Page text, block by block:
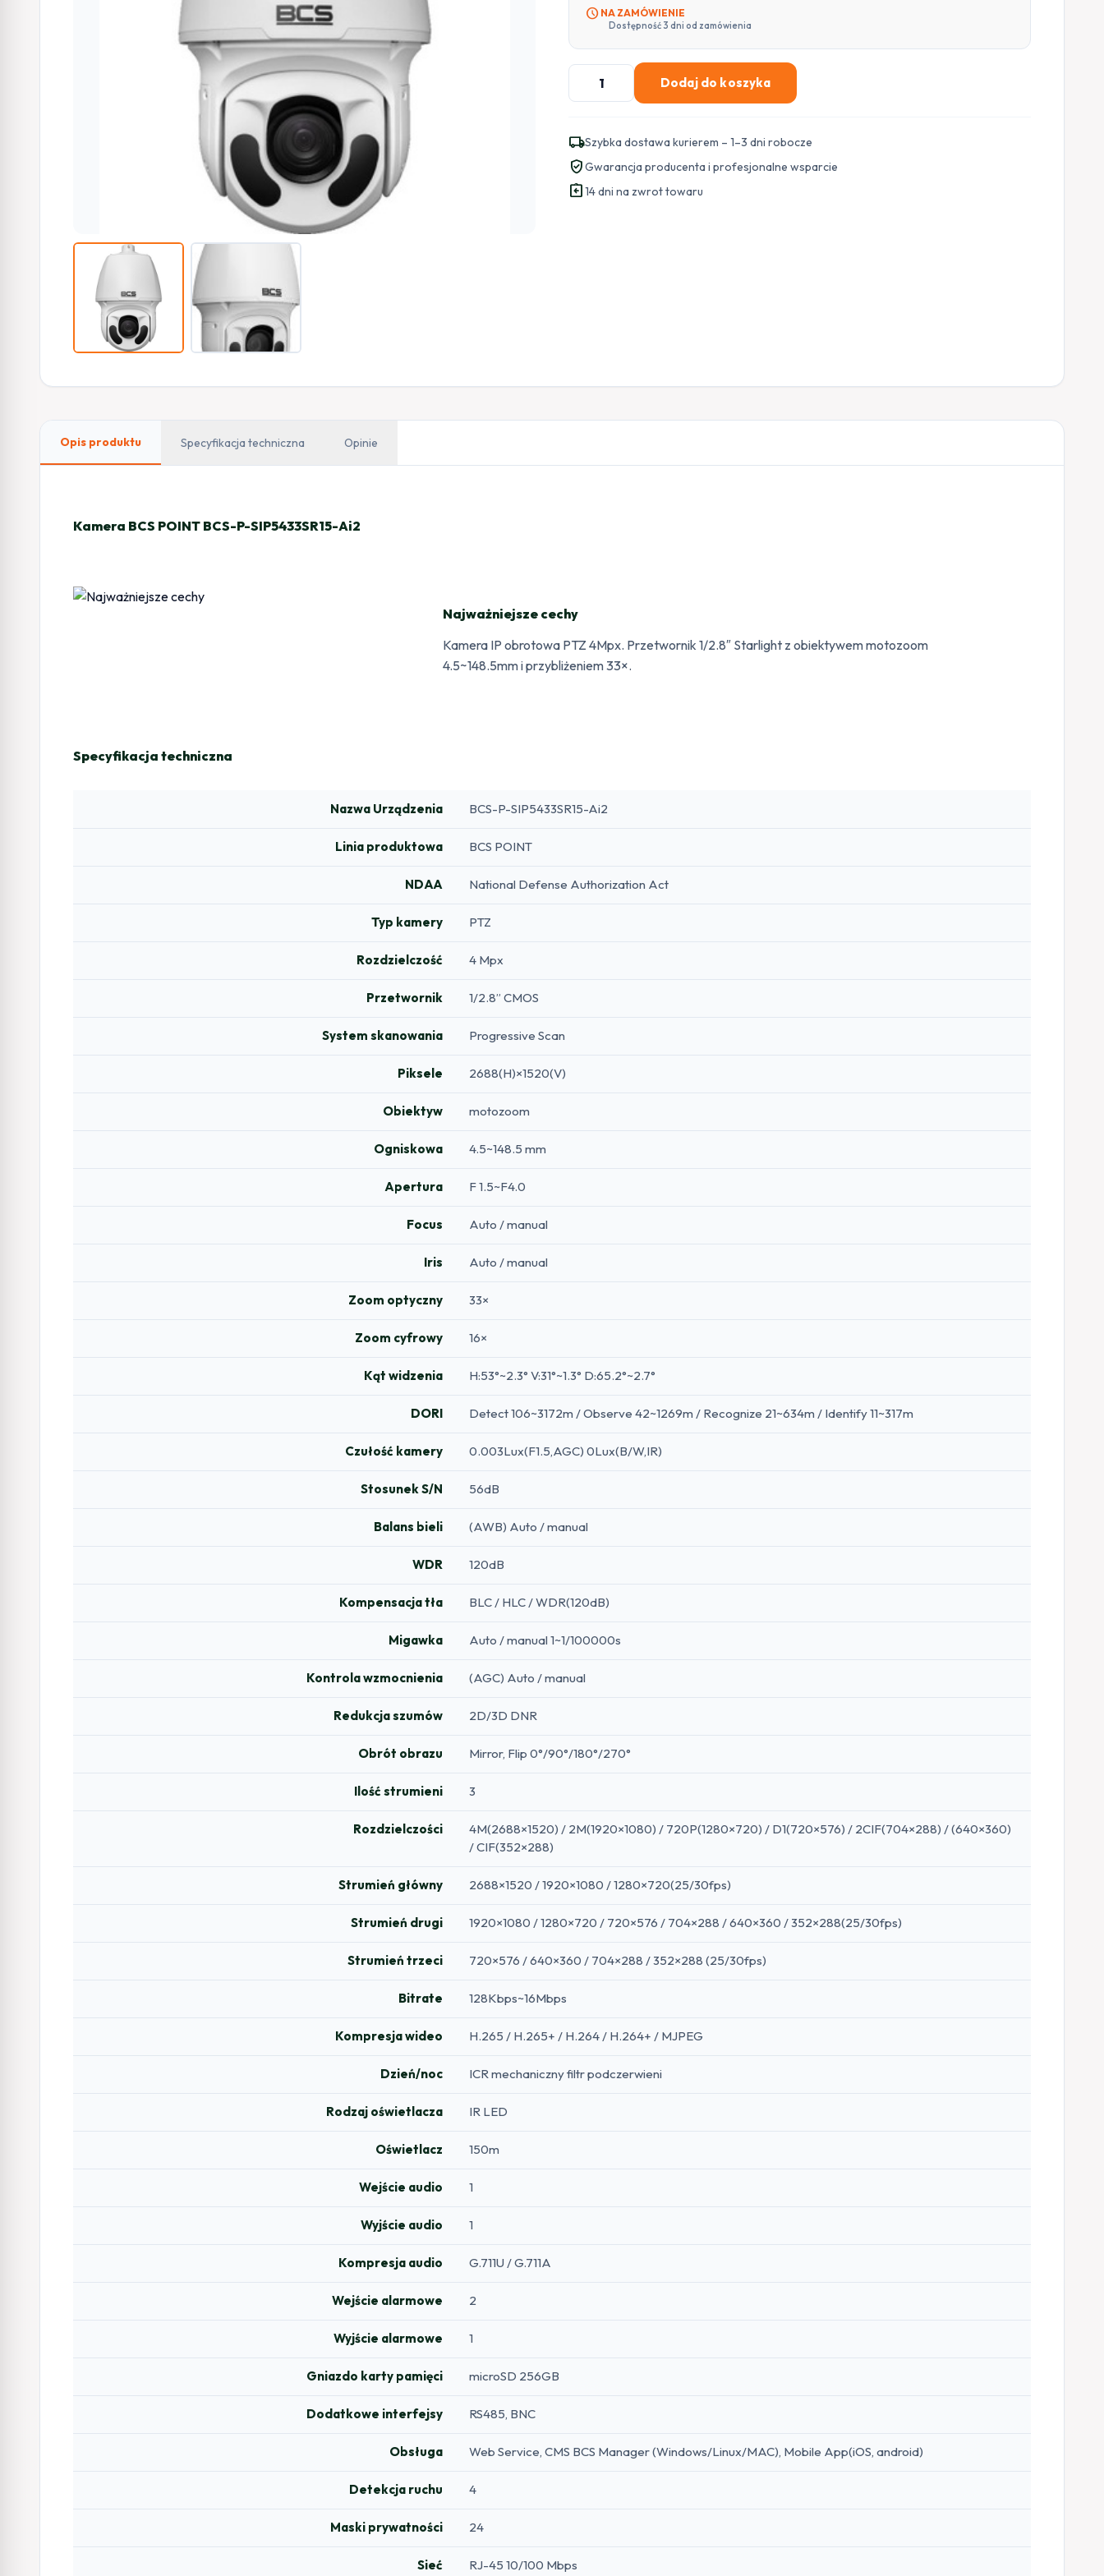
schedule NA ZAMÓWIENIE
Dostępność 3 dni od zamówienia
ilość
Kamera
POINT
BCS-
P-
SIP5433SR15-
Dodaj do koszyka
local_shippingSzybka dostawa kurierem – 1–3 dni robocze
verified_userGwarancja producenta i profesjonalne wsparcie
assignment_return14 dni na zwrot towaru
Opis produktu Specyfikacja techniczna Opinie
Kamera BCS POINT BCS-P-SIP5433SR15-Ai2
Najważniejsze cechy
Kamera IP obrotowa PTZ 4Mpx. Przetwornik 1/2.8″ Starlight z obiektywem motozoom
4.5~148.5mm i przybliżeniem 33×.
Specyfikacja techniczna
Nazwa Urządzenia BCS-P-SIP5433SR15-Ai2
Linia produktowa BCS POINT
NDAA National Defense Authorization Act
Typ kamery PTZ
Rozdzielczość 4 Mpx
Przetwornik 1/2.8” CMOS
System skanowania Progressive Scan
Piksele 2688(H)×1520(V)
Obiektyw motozoom
Ogniskowa 4.5~148.5 mm
Apertura F 1.5~F4.0
Focus Auto / manual
Iris Auto / manual
Zoom optyczny 33×
Zoom cyfrowy 16×
Kąt widzenia H:53°~2.3° V:31°~1.3° D:65.2°~2.7°
DORI Detect 106~3172m / Observe 42~1269m / Recognize 21~634m / Identify 11~317m
Czułość kamery 0.003Lux(F1.5,AGC) 0Lux(B/W,IR)
Stosunek S/N 56dB
Balans bieli (AWB) Auto / manual
WDR 120dB
Kompensacja tła BLC / HLC / WDR(120dB)
Migawka Auto / manual 1~1/100000s
Kontrola wzmocnienia (AGC) Auto / manual
Redukcja szumów 2D/3D DNR
Obrót obrazu Mirror, Flip 0°/90°/180°/270°
Ilość strumieni 3
Rozdzielczości
4M(2688×1520) / 2M(1920×1080) / 720P(1280×720) / D1(720×576) / 2CIF(704×288) / (640×360)
/ CIF(352×288)
Strumień główny 2688×1520 / 1920×1080 / 1280×720(25/30fps)
Strumień drugi 1920×1080 / 1280×720 / 720×576 / 704×288 / 640×360 / 352×288(25/30fps)
Strumień trzeci 720×576 / 640×360 / 704×288 / 352×288 (25/30fps)
Bitrate 128Kbps~16Mbps
Kompresja wideo H.265 / H.265+ / H.264 / H.264+ / MJPEG
Dzień/noc ICR mechaniczny filtr podczerwieni
Rodzaj oświetlacza IR LED
Oświetlacz 150m
Wejście audio 1
Wyjście audio 1
Kompresja audio G.711U / G.711A
Wejście alarmowe 2
Wyjście alarmowe 1
Gniazdo karty pamięci microSD 256GB
Dodatkowe interfejsy RS485, BNC
Obsługa Web Service, CMS BCS Manager (Windows/Linux/MAC), Mobile App(iOS, android)
Detekcja ruchu 4
Maski prywatności 24
Sieć RJ-45 10/100 Mbps